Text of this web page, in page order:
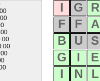
I G R
F
F A
B
U S
G
I E
I
N L